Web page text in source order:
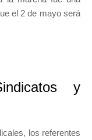
el 2 de mayo será
y
los referentes